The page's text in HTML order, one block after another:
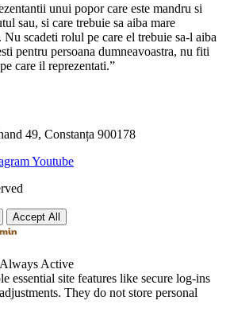
unui popor care este mandru si
sau, si care trebuie sa aiba mare
scadeti rolul pe care el trebuie sa-l aiba
pentru persoana dumneavoastra, nu fiti
care il reprezentati.”
49, Constanța 900178
Youtube
Accept All
Always Active
essential site features like secure log-ins
They do not store personal